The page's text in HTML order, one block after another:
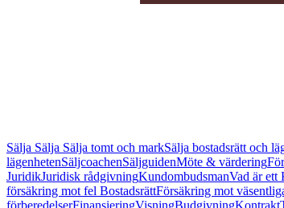
Sälja Sälja Sälja tomt och markSälja bostadsrätt och
lägenhetenSäljcoachenSäljguidenMöte & värdering
JuridikJuridisk rådgivningKundombudsmanVad är ett
försäkring mot fel BostadsrättFörsäkring mot
förberedelserFinansieringVisningBudgivningKontrakt